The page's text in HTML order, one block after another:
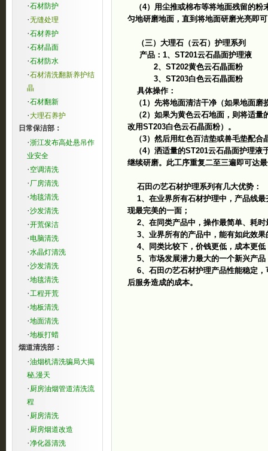
·石材防护
·无缝处理
·石材养护
·石材晶面
·石材防水
·石材清洗翻新养护结
晶
·石材翻新
·大理石养护
日常保洁部：
·浙江发布高处悬吊作
业安全
· 空调清洗
· 厂房清洗
·地毯清洗
·沙发清洗
·开荒保洁
·电脑清洗
·水晶灯清洗
·沙发清洗
·地毯清洗
·工程开荒
·地板清洗
·地面清洗
·地板打蜡
烟道清洗部：
·油烟机清洗骗局大揭
秘,漫天
· 厨房油烟管道清洗流
程
· 厨房清洗
· 厨房烟道改造
·净化器清洗
（4）用尘推或棉布等将地面残留的粉
匀地研磨地面，直到将地面研磨光亮即
（三）大理石（云石）护理系列
产品：1、ST201云石晶面护理液
2、ST202黄色云石晶面粉
3、ST203白色云石晶面粉
具体操作：
（1）先将地面清洁干净（如果地面磨
（2）如果为黄色云石地面，则将适量
改用ST203白色云石晶面粉）。
（3）然后用红色百洁垫或兽毛垫配合
（4）洒适量的ST201云石晶面护理液
继续研磨。此工序重复二至三遍即可达
石田の艺石材护理系列有几大优势：
1、在业界所有石材护理中，产品线最
现最完美的一面；
2、在同类产品中，操作最简单、耗时
3、业界所有的产品中，能有如此效果
4、同类比较下，价钱更低，成本更低
5、市场发展潜力最大的一个新兴产品
6、石田の艺石材护理产品性能稳定，
后服务造成的成本。